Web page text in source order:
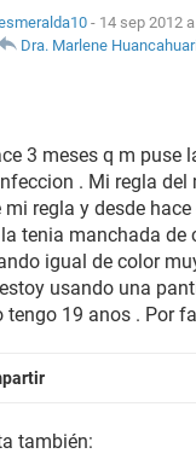
- 14 sep 2012
Dra. Marlene
3 meses q m puse
. Mi regla del
mi regla y desde
tenia manchada
igual de color
usando una
tengo 19 anos . Por
también: